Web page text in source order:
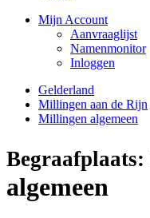
Mijn Account
Aanvraaglijst
Namenmonitor
Inloggen
Gelderland
Millingen aan de Rijn
Millingen algemeen
Begraafplaats:
algemeen